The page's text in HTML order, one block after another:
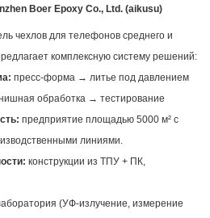
Boer Epoxy Co., Ltd. (aikusu)
чехлов для телефонов среднего и
комплексную систему решений:
пресс-форма → литье под давлением
обработка → тестирование
предприятие площадью 5000 м² с
линиями.
конструкции из ТПУ + ПК,
(УФ-излучение, измерение